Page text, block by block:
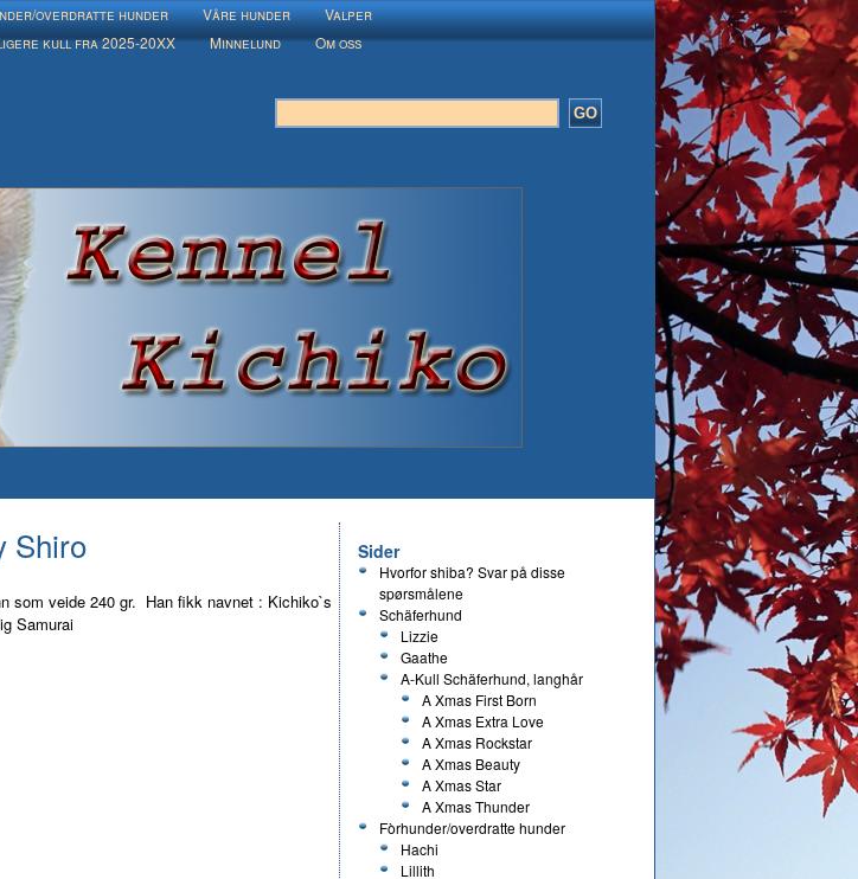
overdratte hunder Våre hunder
Valper
kull fra 2025-20XX Minnelund Om oss
Shiro
som veide 240 gr. Han fikk navnet : Kichiko`s
Samurai
Sider
Hvorfor shiba? Svar på disse
spørsmålene
Schäferhund
Lizzie
Gaathe
A-Kull Schäferhund, langhår
A Xmas First Born
A Xmas Extra Love
A Xmas Rockstar
A Xmas Beauty
A Xmas Star
A Xmas Thunder
Fòrhunder/overdratte hunder
Hachi
Lillith